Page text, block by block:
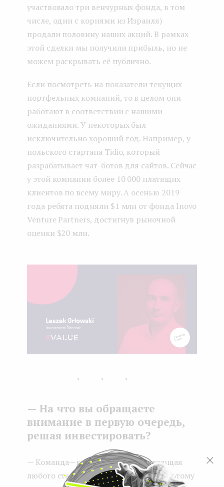
участвовало три венчурных фонда, в том
числе, один с корнями из Израиля)
продали половину наших акций. В рамках
этой сделки мы получили прибыль, но не
можем раскрывать её публично.
Если посмотреть на показатели текущих
портфельных компаний, то в целом они
работают в соответствии с нашими
ожиданиями. У некоторых был
исключительно хороший год. Например, у
польского стартапа Tidio, который
разрабатывает чат-ботов для сайтов. Сейчас
у этой компании более 10 000 платящих
клиентов по всему миру. А осенью 2019
года ребята подняли $1 млн от фонда Inovo
Venture Partners, достигнув рыночной
оценки $20 млн.
...
— На что вы обращаете
внимание в первую очередь,
решая инвестировать?
— Команда — критическая составляющая
любого стартапа на любой стадии. Поэтому